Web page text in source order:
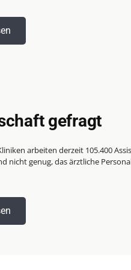
gefragt
arbeiten derzeit 105.400
nicht genug, das ärztliche